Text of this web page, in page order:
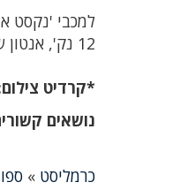
12 נק', אנטון שוטבין 5 נק', די ג'יי שארפ ודנאל כוזהינוף 4 נק' כ"א, תומר כהן 2 נק'.
*קרדיט
נושאים
כרמליסט »